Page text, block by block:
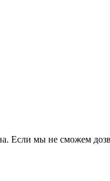
Если мы не сможем